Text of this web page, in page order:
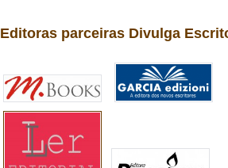
Editoras parceiras Divulga